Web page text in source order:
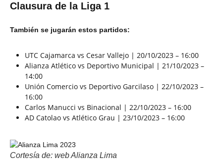
Clausura de la Liga 1
También se jugarán estos partidos:
UTC Cajamarca vs Cesar Vallejo | 20/10/2023 – 16:00
Alianza Atlético vs Deportivo Municipal | 21/10/2023 –
14:00
Unión Comercio vs Deportivo Garcilaso | 22/10/2023 –
16:00
Carlos Manucci vs Binacional | 22/10/2023 – 16:00
AD Catolao vs Atlético Grau | 23/10/2023 – 16:00
Cortesía de: web Alianza Lima